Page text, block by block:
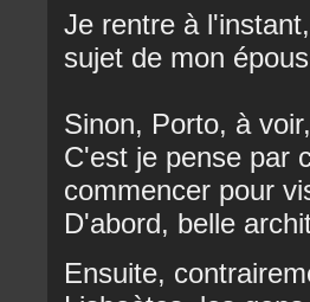
Je rentre à
sujet de mon
Sinon, Porto, à
C'est je pense par
commencer pour
D'abord, belle
Ensuite,